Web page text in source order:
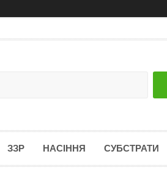
ЗЗР НАСІННЯ СУБСТРАТИ